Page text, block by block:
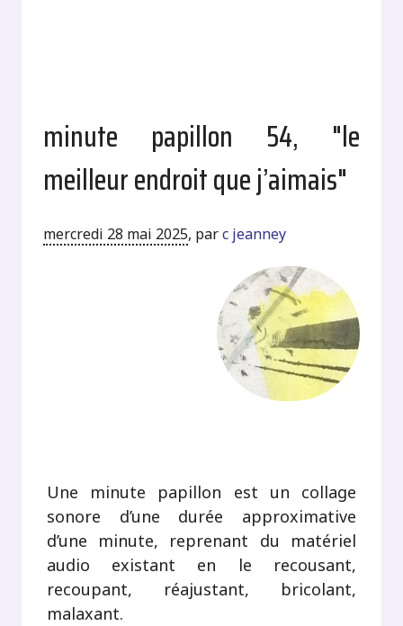
minute papillon 54, "le
meilleur endroit que j’aimais"
mercredi 28 mai 2025, parc jeanney
Une minute papillon est un collage
sonore d’une durée approximative
d’une minute, reprenant du matériel
audio existant en le recousant,
recoupant, réajustant, bricolant,
malaxant.